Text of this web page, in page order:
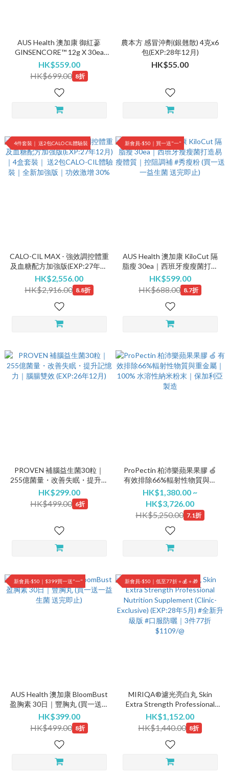
AUS Health 澳加康 御紅蔘
GINSENCORE™ 12g X 30ea
(單盒)
HK$559.00
HK$699.00 8折
農本方 感冒沖劑(銀翹散) 4克x6
包(EXP:28年12月)
HK$55.00
4件套裝｜ 送2包CALO CIL體驗裝
CALO-CIL MAX - 強效調控體重
及血糖配方加強版(EXP:27年12
月)｜4盒套裝｜ 送2包CALO-
CIL體驗裝｜全新加強版｜功效
激增 30%
HK$2,556.00
HK$2,916.00 8.8折
新會員-$50｜買一送"一"
AUS Health 澳加康 KiloCut 隔
脂瘦 30ea｜西班牙瘦瘦菌打造
易瘦體質｜控阻調補 #秀瘦粉
(買一送一益生菌 送完即止)
HK$599.00
HK$688.00 8.7折
PROVEN 補腦益生菌30粒｜
255億菌量・改善失眠・提升記
憶力｜腦腸雙效 (EXP:26年12
月)
HK$299.00
HK$499.00 6折
ProPectin 柏沛樂蘋果果膠 🍏
有效排除66%輻射性物質與重
金屬｜100% 水溶性納米粉末｜
保加利亞製造
HK$1,380.00 ~
HK$3,726.00
HK$5,250.00 7.1折
新會員-$50｜$399買一送"一"
AUS Health 澳加康 BloomBust
盈胸素 30日｜豐胸丸 (買一送一
益生菌 送完即止)
HK$399.00
HK$499.00 8折
新會員-$50｜低至77折＋💰＋🎁
MIRIQA®濾光亮白丸 Skin
Extra Strength Professional
Nutrition Supplement (Clinic-
Exclusive) (EXP:28年5月) #全新
升級版 #口服防曬｜3件77折
$1109/@
HK$1,152.00
HK$1,440.00 8折